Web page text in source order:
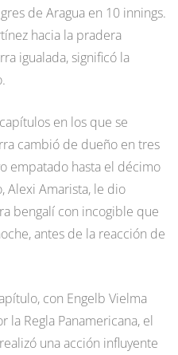
de Aragua en 10 innings.
hacia la pradera
igualada, significó la
en los que se
cambió de dueño en tres
empatado hasta el décimo
Alexi Amarista, le dio
bengalí con incogible que
antes de la reacción de
con Engelb Vielma
Regla Panamericana, el
una acción influyente